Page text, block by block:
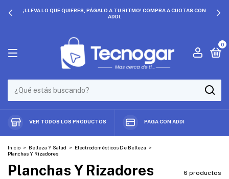
¡LLEVA LO QUE QUIERES, PÁGALO A TU RITMO! COMPRA A CUOTAS CON
ADDI.
0
VER TODOS LOS PRODUCTOS PAGA CON ADDI
Inicio > Belleza Y Salud > Electrodomésticos De Belleza >
Planchas Y Rizadores
Planchas Y Rizadores 6 productos